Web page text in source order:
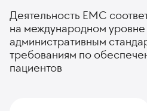
Деятельность ЕМС
на международном
административным
требованиям по
пациентов